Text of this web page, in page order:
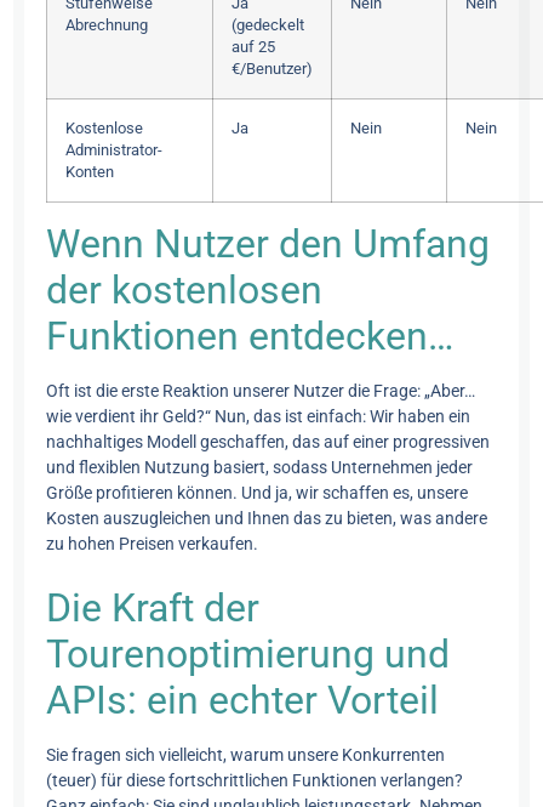
Abrechnung
(gedeckelt
auf 25
€/Benutzer)
Kostenlose
Administrator-
Konten
Ja Nein Nein
Wenn Nutzer den Umfang
der kostenlosen
Funktionen entdecken…
Oft ist die erste Reaktion unserer Nutzer die Frage: „Aber…
wie verdient ihr Geld?“ Nun, das ist einfach: Wir haben ein
nachhaltiges Modell geschaffen, das auf einer progressiven
und flexiblen Nutzung basiert, sodass Unternehmen jeder
Größe profitieren können. Und ja, wir schaffen es, unsere
Kosten auszugleichen und Ihnen das zu bieten, was andere
zu hohen Preisen verkaufen.
Die Kraft der
Tourenoptimierung und
APIs: ein echter Vorteil
Sie fragen sich vielleicht, warum unsere Konkurrenten
(teuer) für diese fortschrittlichen Funktionen verlangen?